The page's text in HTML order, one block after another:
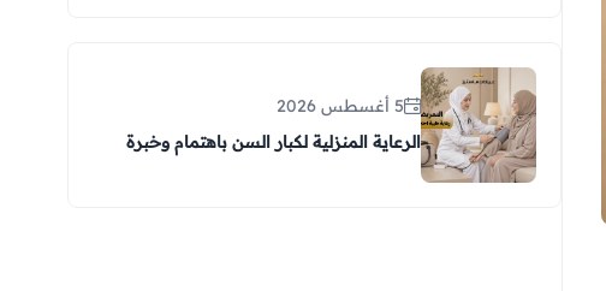
5 أغسطس 2026
الرعاية المنزلية لكبار السن باهتمام وخبرة